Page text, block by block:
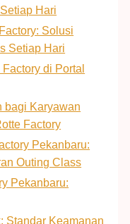
Hari
Solusi
Setiap Hari
di Portal
bagi Karyawan
Factory
Pekanbaru:
Outing Class
Pekanbaru:
Standar Keamanan